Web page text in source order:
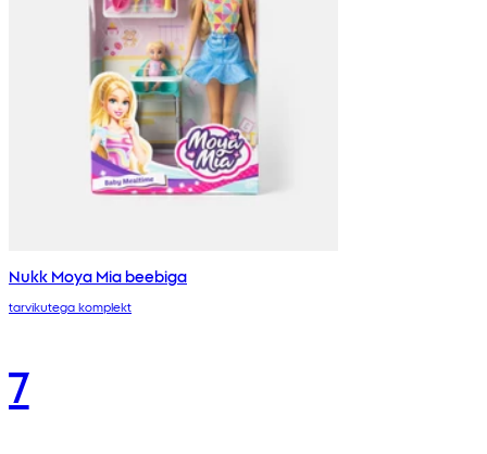
Nukk Moya Mia beebiga
tarvikutega komplekt
7